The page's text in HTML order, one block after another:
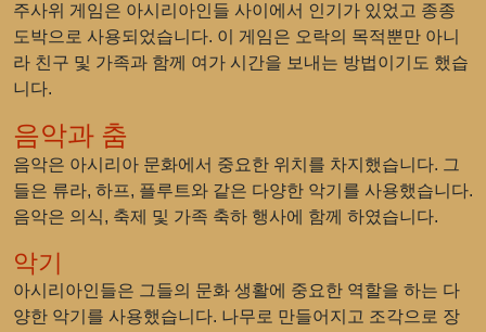
주사위 게임은 아시리아인들 사이에서 인기가 있었고 종종
도박으로 사용되었습니다. 이 게임은 오락의 목적뿐만 아니
라 친구 및 가족과 함께 여가 시간을 보내는 방법이기도 했습
니다.
음악과 춤
음악은 아시리아 문화에서 중요한 위치를 차지했습니다. 그
들은 류라, 하프, 플루트와 같은 다양한 악기를 사용했습니다.
음악은 의식, 축제 및 가족 축하 행사에 함께 하였습니다.
악기
아시리아인들은 그들의 문화 생활에 중요한 역할을 하는 다
양한 악기를 사용했습니다. 나무로 만들어지고 조각으로 장